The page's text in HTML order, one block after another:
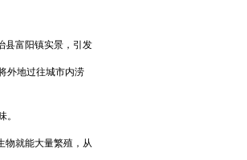
县富阳镇实景，引发
外地过往城市内涝
。
物就能大量繁殖，从